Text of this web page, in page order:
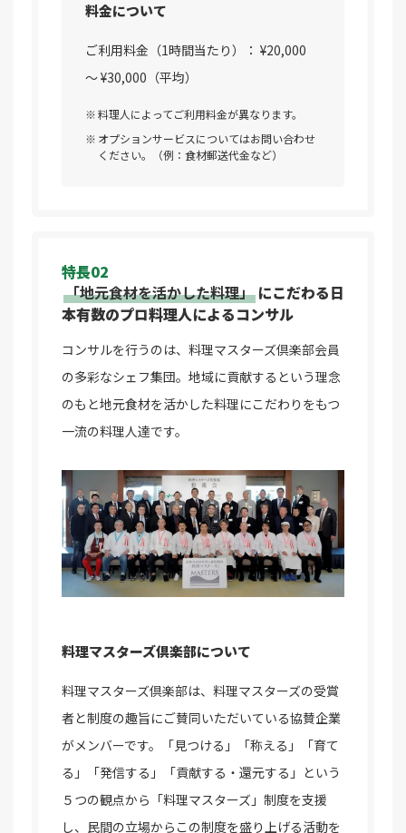
料金について
ご利用料金（1時間当たり）： ¥20,000
～ ¥30,000（平均）
料理人によってご利用料金が異なります。
オプションサービスについてはお問い合わせ
ください。（例：食材郵送代金など）
特長02
「地元食材を活かした料理」 にこだわる日
本有数のプロ料理人によるコンサル
コンサルを行うのは、料理マスターズ倶楽部会員
の多彩なシェフ集団。地域に貢献するという理念
のもと地元食材を活かした料理にこだわりをもつ
一流の料理人達です。
料理マスターズ倶楽部について
料理マスターズ倶楽部は、料理マスターズの受賞
者と制度の趣旨にご賛同いただいている協賛企業
がメンバーです。「見つける」「称える」「育て
る」「発信する」「貢献する・還元する」という
５つの観点から「料理マスターズ」制度を支援
し、民間の立場からこの制度を盛り上げる活動を